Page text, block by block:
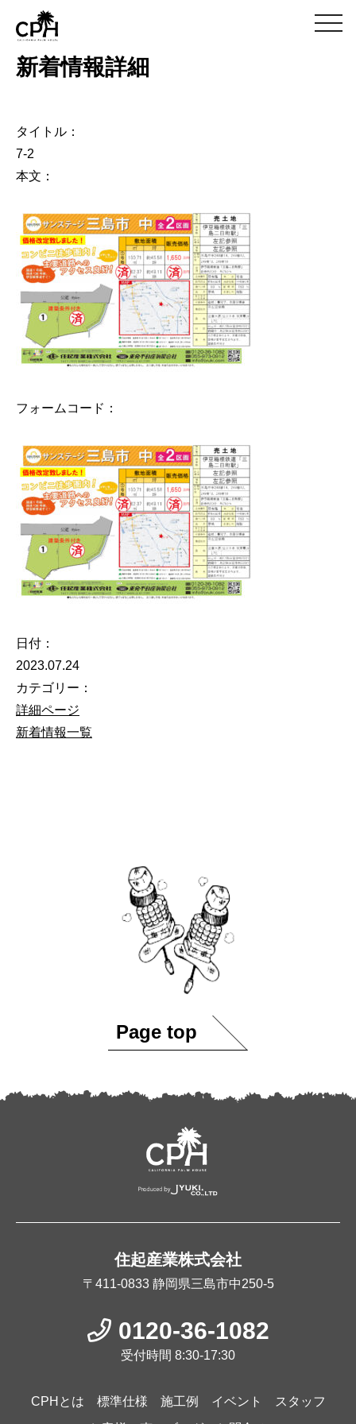
m
e
新着情報詳細
タイトル：
7-2
本文：
フォームコード：
日付：
2023.07.24
カテゴリー：
詳細ページ
新着情報一覧
Page top
住起産業株式会社
〒411-0833 静岡県三島市中250-5
0120-36-1082
受付時間 8:30-17:30
CPHとは 標準仕様 施工例 イベント
スタッフ